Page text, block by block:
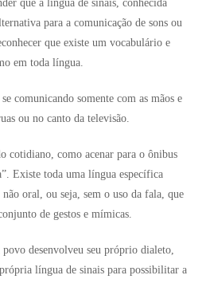
que a língua de sinais, conhecida
para a comunicação de sons ou
que existe um vocabulário e
em toda língua.
comunicando somente com as mãos e
ou no canto da televisão.
cotidiano, como acenar para o ônibus
Existe toda uma língua específica
oral, ou seja, sem o uso da fala, que
de gestos e mímicas.
desenvolveu seu próprio dialeto,
língua de sinais para possibilitar a